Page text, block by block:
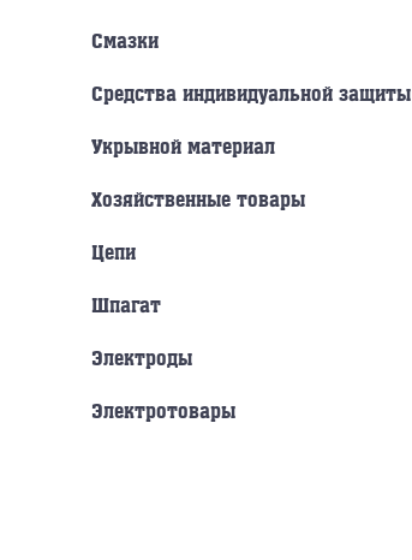
Смазки
Средства индивидуальной защиты
Укрывной материал
Хозяйственные товары
Цепи
Шпагат
Электроды
Электротовары